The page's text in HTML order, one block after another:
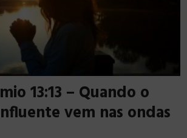
13:13 – Quando o
vem nas ondas